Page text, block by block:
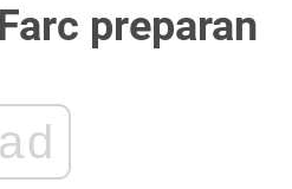
preparan
ad